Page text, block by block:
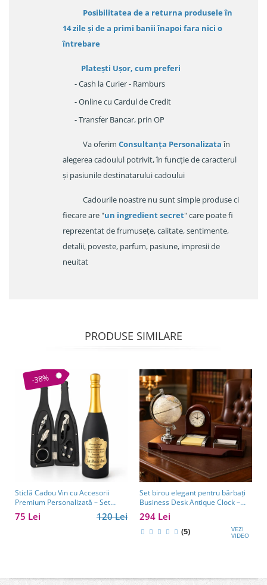
Posibilitatea de a returna produsele în
14 zileși de a primi banii înapoi fara nici o
întrebare
Platești Ușor, cum preferi
- Cash la Curier - Ramburs
- Online cu Cardul de Credit
- Transfer Bancar, prin OP
Va oferim Consultanța Personalizataîn
alegerea cadoulul potrivit, în funcție de caracterul
și pasiunile destinatarului cadoului
Cadourile noastre nu sunt simple produse ci
fiecare are "un ingredient secret" care poate fi
reprezentat de frumusețe, calitate, sentimente,
detalii, poveste, parfum, pasiune, impresii de
neuitat
PRODUSE SIMILARE
-38%
Sticlă Cadou Vin cu Accesorii
Premium Personalizată – Set
Elegant pentru Bărbați
120 Lei
75 Lei
Set birou elegant pentru bărbați
Business Desk Antique Clock –
cadou premium pentru șef, soț
sau partener de afaceri
294 Lei
(5) VEZI
VIDEO